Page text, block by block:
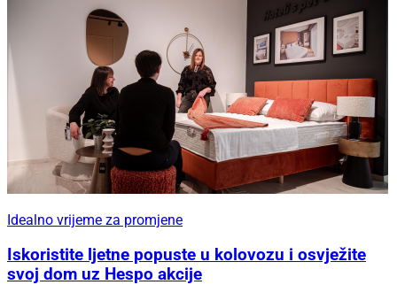
Idealno vrijeme za promjene
Iskoristite ljetne popuste u kolovozu i osvježite
svoj dom uz Hespo akcije